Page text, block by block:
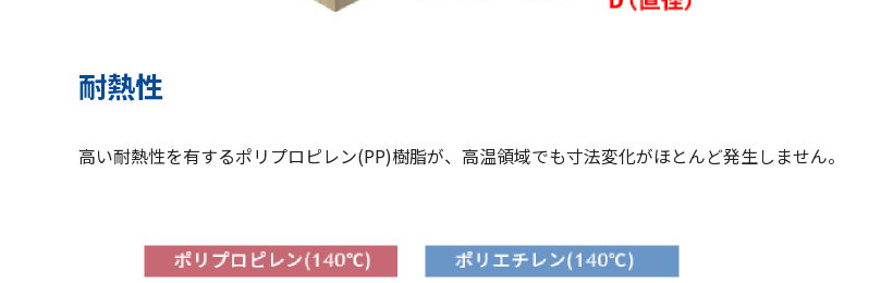
耐熱性
高い耐熱性を有するポリプロピレン(PP)樹脂が、高温領域でも寸法変化がほとんど発生しません。